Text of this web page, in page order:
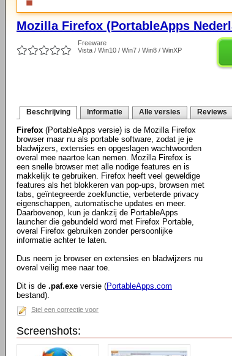
Mozilla Firefox (PortableApps
Freeware
Vista / Win10 / Win7 / Win8 / WinXP
Beschrijving Informatie Alle versies Reviews
Firefox (PortableApps versie) is de Mozilla Firefox
browser maar nu als portable software, zodat je je
bladwijzers, extensies en opgeslagen wachtwoorden
overal mee naartoe kan nemen. Mozilla Firefox is
een snelle browser met alle nodige features en is
makkelijk te gebruiken. Firefox heeft veel geweldige
features als het blokkeren van pop-ups, browsen met
tabs, geïntegreerde zoekfunctie, verbeterde privacy
eigenschappen, automatische updates en meer.
Daarbovenop, kun je dankzij de PortableApps
launcher die gebundeld word met Firefox Portable,
overal Firefox gebruiken zonder persoonlijke
informatie achter te laten.
Dus neem je browser en extensies en bladwijzers nu
overal veilig mee naar toe.
Dit is de .paf.exe versie (PortableApps.com
bestand).
Stel een correctie voor
Screenshots: